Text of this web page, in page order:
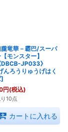
朧竜華－霸巴/スーパ
モンスター】
DBCB-JP033》
んろうりゅうげはく
]
円(税込)
10点
カートに入れる